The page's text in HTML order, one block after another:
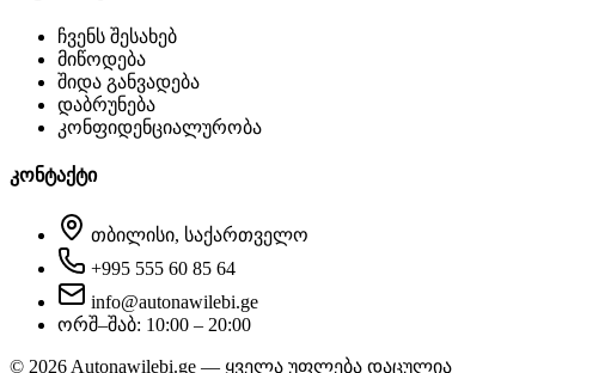
ჩვენს შესახებ
მიწოდება
შიდა განვადება
დაბრუნება
კონფიდენციალურობა
კონტაქტი
თბილისი, საქართველო
+995 555 60 85 64
info@autonawilebi.ge
ორშ–შაბ: 10:00 – 20:00
© 2026 Autonawilebi.ge — ყველა უფლება დაცულია